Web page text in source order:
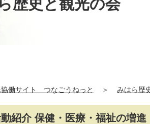
歴史と観光の会
協働サイト つなごうねっと ＞ みはら歴
動紹介 保健・医療・福祉の増進